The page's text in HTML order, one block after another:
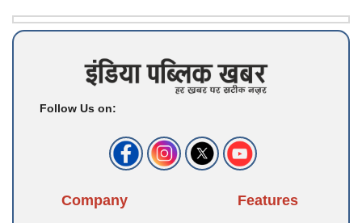
Follow Us on:
Company Features